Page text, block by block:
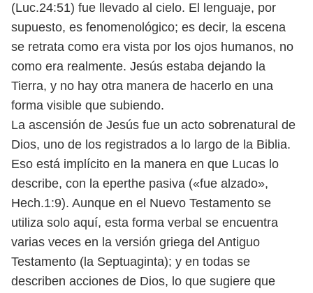
(Luc.24:51) fue llevado al cielo. El lenguaje, por
supuesto, es fenomenológico; es decir, la escena
se retrata como era vista por los ojos humanos, no
como era realmente. Jesús estaba dejando la
Tierra, y no hay otra manera de hacerlo en una
forma visible que subiendo.
La ascensión de Jesús fue un acto sobrenatural de
Dios, uno de los registrados a lo largo de la Biblia.
Eso está implícito en la manera en que Lucas lo
describe, con la eperthe pasiva («fue alzado»,
Hech.1:9). Aunque en el Nuevo Testamento se
utiliza solo aquí, esta forma verbal se encuentra
varias veces en la versión griega del Antiguo
Testamento (la Septuaginta); y en todas se
describen acciones de Dios, lo que sugiere que